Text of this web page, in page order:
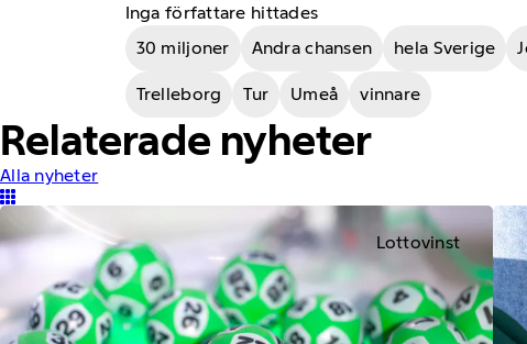
Inga författare hittades
30 miljoner
Andra chansen hela Sverige
Trelleborg Tur Umeå vinnare
Relaterade nyheter
Alla nyheter
Lottovinst